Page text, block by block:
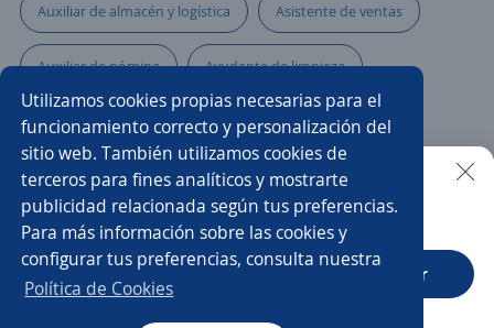
Utilizamos cookies propias necesarias para el
funcionamiento correcto y personalización del
sitio web. También utilizamos cookies de
terceros para fines analíticos y mostrarte
publicidad relacionada según tus preferencias.
Para más información sobre las cookies y
configurar tus preferencias, consulta nuestra
Política de Cookies
Auxiliar de almacén y logística Asistente de ventas
Auxiliar de nómina Ayudante de limpieza
Auxiliar de mantenimiento Cajero auxiliar
Auxiliar de almacén y chófer Auxiliar veterinario/a
Asistente comercial Auxiliar de enfermería
Servicios generales
Buscar es más fácil en la app
CT App Abrir